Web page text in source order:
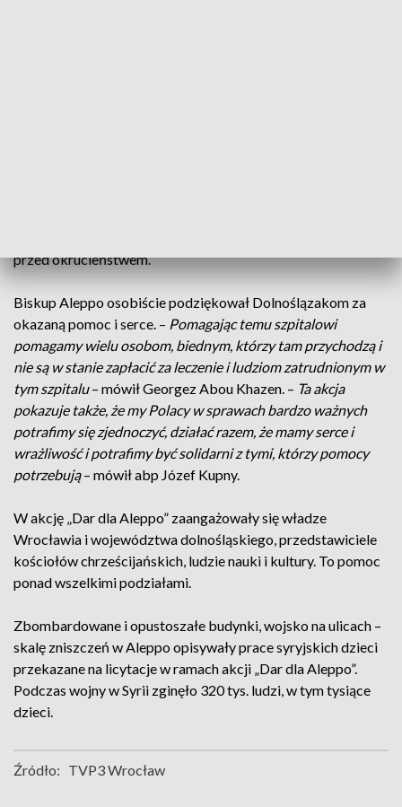
przed okrucieństwem.
Biskup Aleppo osobiście podziękował Dolnoślązakom za
okazaną pomoc i serce. – Pomagając temu szpitalowi
pomagamy wielu osobom, biednym, którzy tam przychodzą i
nie są w stanie zapłacić za leczenie i ludziom zatrudnionym w
tym szpitalu– mówił Georgez Abou Khazen. – Ta akcja
pokazuje także, że my Polacy w sprawach bardzo ważnych
potrafimy się zjednoczyć, działać razem, że mamy serce i
wrażliwość i potrafimy być solidarni z tymi, którzy pomocy
potrzebują– mówił abp Józef Kupny.
W akcję „Dar dla Aleppo” zaangażowały się władze
Wrocławia i województwa dolnośląskiego, przedstawiciele
kościołów chrześcijańskich, ludzie nauki i kultury. To pomoc
ponad wszelkimi podziałami.
Zbombardowane i opustoszałe budynki, wojsko na ulicach –
skalę zniszczeń w Aleppo opisywały prace syryjskich dzieci
przekazane na licytacje w ramach akcji „Dar dla Aleppo”.
Podczas wojny w Syrii zginęło 320 tys. ludzi, w tym tysiące
dzieci.
Źródło: TVP3 Wrocław